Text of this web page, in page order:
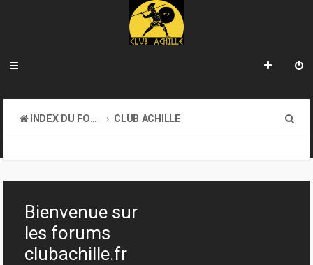
INDEX DU FORUM
CLUB ACHILLE
h
Bienvenue sur
les forums
clubachille.fr